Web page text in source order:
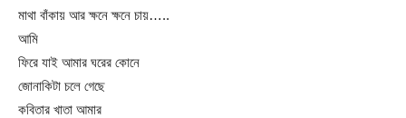
মাথা বাঁকায় আর ক্ষনে ক্ষনে চায়…..
আমি
ফিরে যাই আমার ঘরের কোনে
জোনাকিটা চলে গেছে
কবিতার খাতা আমার